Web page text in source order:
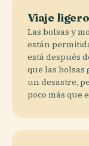
Viaje ligero
Las bolsas y
están
está después
que las bolsas
un desastre,
poco más que